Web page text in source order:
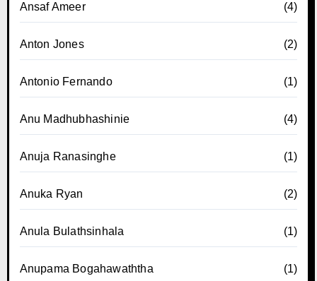
Ansaf Ameer (4)
Anton Jones (2)
Antonio Fernando (1)
Anu Madhubhashinie (4)
Anuja Ranasinghe (1)
Anuka Ryan (2)
Anula Bulathsinhala (1)
Anupama Bogahawaththa (1)